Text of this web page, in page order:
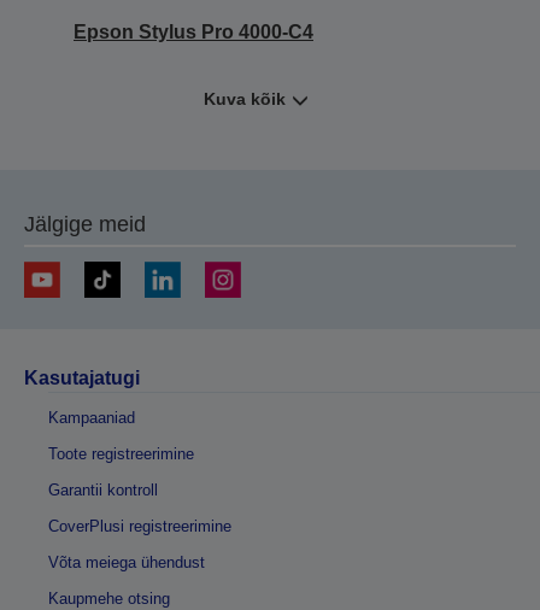
Epson Stylus Pro 4000-C4
Kuva kõik
Jälgige meid
Kasutajatugi
Kampaaniad
Toote registreerimine
Garantii kontroll
CoverPlusi registreerimine
Võta meiega ühendust
Kaupmehe otsing